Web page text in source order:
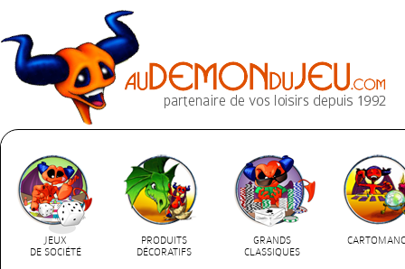
JEUX
DE SOCIÉTÉ
PRODUITS
DÉCORATIFS
GRANDS
CLASSIQUES